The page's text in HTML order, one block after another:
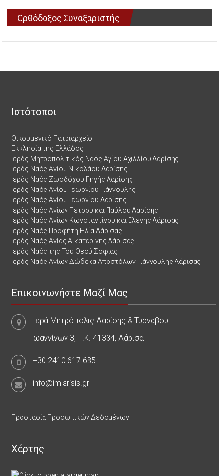
Ορθόδοξος Συναξαριστής
Ιστότοποι
Οικουμενικό Πατριαρχείο
Εκκλησία της Ελλάδος
Ιερός Μητροπολιτικός Ναός Αγίου Αχιλλίου Λαρίσης
Ιερός Ναός Αγίου Νικολάου Λαρίσης
Ιερός Ναός Ζωοδόχου Πηγής Λαρίσης
Ιερός Ναός Αγίου Γεωργίου Γιάννουλης
Ιερός Ναός Αγίου Γεωργίου Λαρίσης
Ιερός Ναός Αγίων Πέτρου και Παύλου Λαρίσης
Ιερός Ναός Αγίων Κωνσταντίνου και Ελένης Λάρισας
Ιερός Ναός Προφήτη Ηλία Λάρισας
Ιερός Ναός Αγίας Αικατερίνης Λάρισας
Ιερός Ναός της Του Θεού Σοφίας
Ιερός Ναός Αγίων Δώδεκα Αποστόλων Γιάννουλης Λάρισας
Επικοινωνήστε Μαζί Μας
Ιερά Μητρόπολις Λαρίσης & Τυρνάβου
Ιωαννίνων 3, Τ.Κ. 41334, Λάρισα
+30.2410.617.685
info@imlarisis.gr
Προστασία Προσωπικών Δεδομένων
Χάρτης